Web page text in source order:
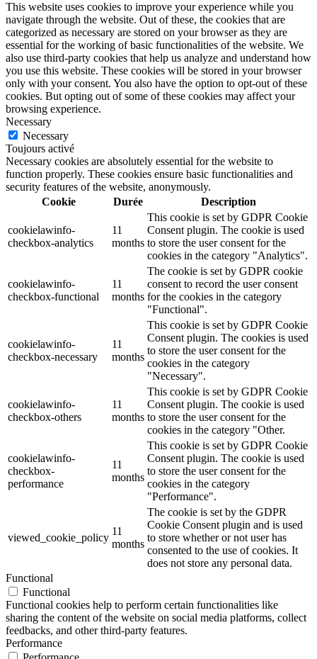
This website uses cookies to improve your experience while you
navigate through the website. Out of these, the cookies that are
categorized as necessary are stored on your browser as they are
essential for the working of basic functionalities of the website. We
also use third-party cookies that help us analyze and understand how
you use this website. These cookies will be stored in your browser
only with your consent. You also have the option to opt-out of these
cookies. But opting out of some of these cookies may affect your
browsing experience.
Necessary
Necessary
Toujours activé
Necessary cookies are absolutely essential for the website to
function properly. These cookies ensure basic functionalities and
security features of the website, anonymously.
Cookie
Durée Description
cookielawinfo-
checkbox-analytics
11
months
This cookie is set by GDPR Cookie
Consent plugin. The cookie is used
to store the user consent for the
cookies in the category "Analytics".
cookielawinfo-
checkbox-functional
11
months
The cookie is set by GDPR cookie
consent to record the user consent
for the cookies in the category
"Functional".
cookielawinfo-
checkbox-necessary
11
months
This cookie is set by GDPR Cookie
Consent plugin. The cookies is used
to store the user consent for the
cookies in the category
"Necessary".
cookielawinfo-
checkbox-others
11
months
This cookie is set by GDPR Cookie
Consent plugin. The cookie is used
to store the user consent for the
cookies in the category "Other.
cookielawinfo-
checkbox-
performance
11
months
This cookie is set by GDPR Cookie
Consent plugin. The cookie is used
to store the user consent for the
cookies in the category
"Performance".
viewed_cookie_policy
11
months
The cookie is set by the GDPR
Cookie Consent plugin and is used
to store whether or not user has
consented to the use of cookies. It
does not store any personal data.
Functional
Functional
Functional cookies help to perform certain functionalities like
sharing the content of the website on social media platforms, collect
feedbacks, and other third-party features.
Performance